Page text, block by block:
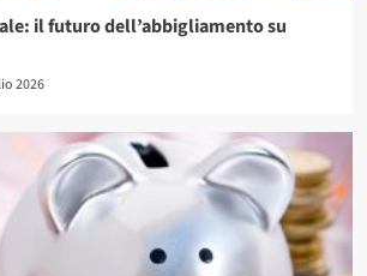
il futuro dell’abbigliamento su
2026